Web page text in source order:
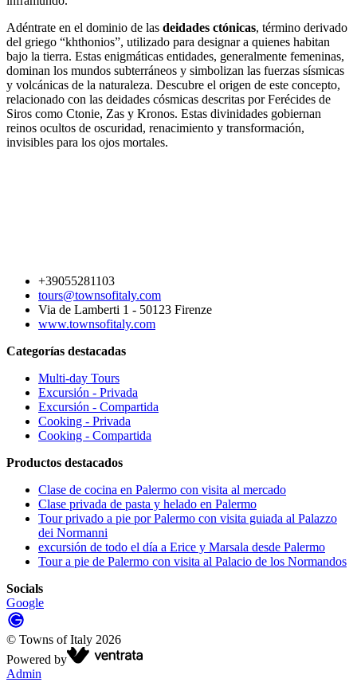
Adéntrate en el dominio de las deidades ctónicas, término derivado
del griego “khthonios”, utilizado para designar a quienes habitan
bajo la tierra. Estas enigmáticas entidades, generalmente femeninas,
dominan los mundos subterráneos y simbolizan las fuerzas sísmicas
y volcánicas de la naturaleza. Descubre el origen de este concepto,
relacionado con las deidades cósmicas descritas por Ferécides de
Siros como Ctonie, Zas y Kronos. Estas divinidades gobiernan
reinos ocultos de oscuridad, renacimiento y transformación,
invisibles para los ojos mortales.
+39055281103
tours@townsofitaly.com
Via de Lamberti 1 - 50123 Firenze
www.townsofitaly.com
Categorías destacadas
Multi-day Tours
Excursión - Privada
Excursión - Compartida
Cooking - Privada
Cooking - Compartida
Productos destacados
Clase de cocina en Palermo con visita al mercado
Clase privada de pasta y helado en Palermo
Tour privado a pie por Palermo con visita guiada al Palazzo
dei Normanni
excursión de todo el día a Erice y Marsala desde Palermo
Tour a pie de Palermo con visita al Palacio de los Normandos
Socials
Google
© Towns of Italy 2026
Powered by
Admin